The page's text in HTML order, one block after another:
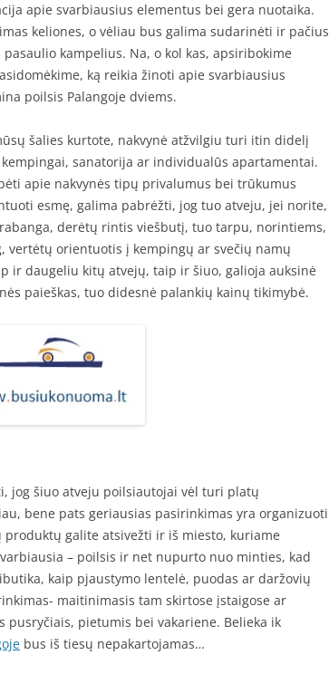
apie svarbiausius elementus bei gera nuotaika.
keliones, o vėliau bus galima sudarinėti ir pačius
kampelius. Na, o kol kas, apsiribokime
ką reikia žinoti apie svarbiausius
poilsis Palangoje dviems.
šalies kurtote, nakvynė atžvilgiu turi itin didelį
sanatorija ar individualūs apartamentai.
apie nakvynės tipų privalumus bei trūkumus
esmę, galima pabrėžti, jog tuo atveju, jei norite,
derėtų rintis viešbutį, tuo tarpu, norintiems,
vertėtų orientuotis į kempingų ar svečių namų
ir daugeliu kitų atvejų, taip ir šiuo, galioja auksinė
paieškas, tuo didesnė palankių kainų tikimybė.
jog šiuo atveju poilsiautojai vėl turi platų
bene pats geriausias pasirinkimas yra organizuoti
galite atsivežti ir iš miesto, kuriame
– poilsis ir net nupurto nuo minties, kad
kaip pjaustymo lentelė, puodas ar daržovių
maitinimasis tam skirtose įstaigose ar
pusryčiais, pietumis bei vakariene. Belieka ik
bus iš tiesų nepakartojamas…